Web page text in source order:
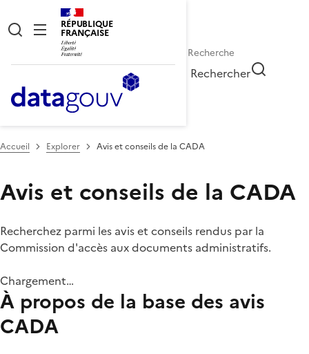
RÉPUBLIQUE
FRANÇAISE
Rechercher
Accueil Explorer Avis et conseils de la CADA
Avis et conseils de la CADA
Recherchez parmi les avis et conseils rendus par la
Commission d'accès aux documents administratifs.
Chargement…
À propos de la base des avis
CADA